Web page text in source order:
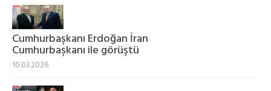
Cumhurbaşkanı Erdoğan İran
Cumhurbaşkanı ile görüştü
10.03.2026